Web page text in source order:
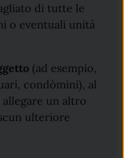
di tutte le
o eventuali unità
(ad esempio,
condòmini), al
un altro
ulteriore